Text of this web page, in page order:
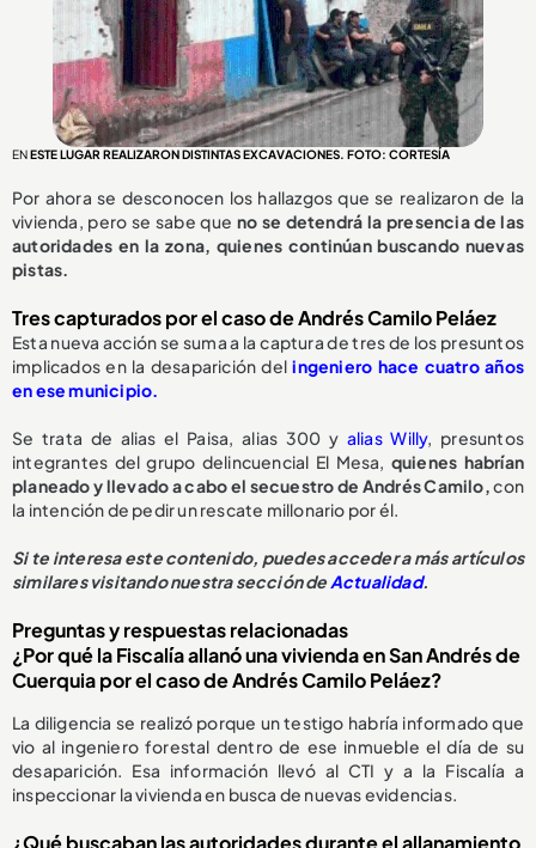
ENESTE LUGAR REALIZARON DISTINTAS EXCAVACIONES. FOTO: CORTESÍA
Por ahora se desconocen los hallazgos que se realizaron de la
vivienda, pero se sabe que no se detendrá la presencia de las
autoridades en la zona, quienes continúan buscando nuevas
pistas.
Tres capturados por el caso de Andrés Camilo Peláez
Esta nueva acción se suma a la captura de tres de los presuntos
implicados en la desaparición delingeniero hace cuatro años
en ese municipio.
Se trata de alias el Paisa, alias 300 y alias Willy, presuntos
integrantes del grupo delincuencial El Mesa, quienes habrían
planeado y llevado a cabo el secuestro de Andrés Camilo,con
la intención de pedir un rescate millonario por él.
Si te interesa este contenido, puedes acceder a más artículos
similares visitando nuestra sección deActualidad.
Preguntas y respuestas relacionadas
¿Por qué la Fiscalía allanó una vivienda en San Andrés de
Cuerquia por el caso de Andrés Camilo Peláez?
La diligencia se realizó porque un testigo habría informado que
vio al ingeniero forestal dentro de ese inmueble el día de su
desaparición. Esa información llevó al CTI y a la Fiscalía a
inspeccionar la vivienda en busca de nuevas evidencias.
¿Qué buscaban las autoridades durante el allanamiento